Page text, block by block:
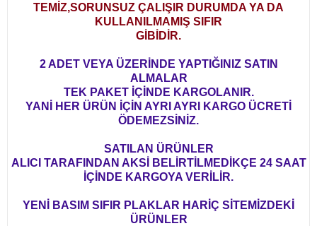
TEMİZ,SORUNSUZ ÇALIŞIR DURUMDA YA DA
KULLANILMAMIŞ SIFIR
GİBİDİR.
2 ADET VEYA ÜZERİNDE YAPTIĞINIZ SATIN
ALMALAR
TEK PAKET İÇİNDE KARGOLANIR.
YANİ HER ÜRÜN İÇİN AYRI AYRI KARGO ÜCRETİ
ÖDEMEZSİNİZ.
SATILAN ÜRÜNLER
ALICI TARAFINDAN AKSİ BELİRTİLMEDİKÇE 24 SAAT
İÇİNDE KARGOYA VERİLİR.
YENİ BASIM SIFIR PLAKLAR HARİÇ SİTEMİZDEKİ
ÜRÜNLER